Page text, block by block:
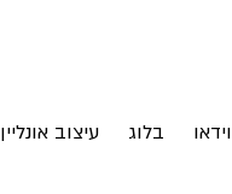
וידאו בלוג עיצוב אונליין